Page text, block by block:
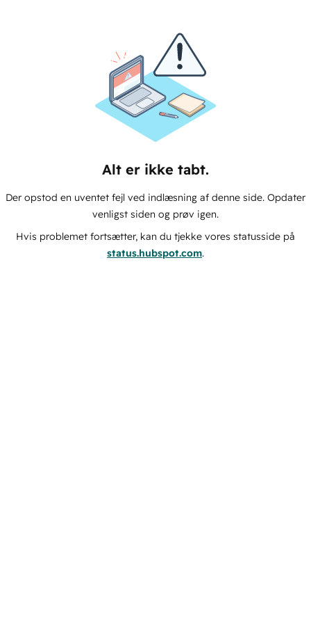
Alt er ikke tabt.
Der opstod en uventet fejl ved indlæsning af denne side. Opdater
venligst siden og prøv igen.
Hvis problemet fortsætter, kan du tjekke vores statusside på
status.hubspot.com.